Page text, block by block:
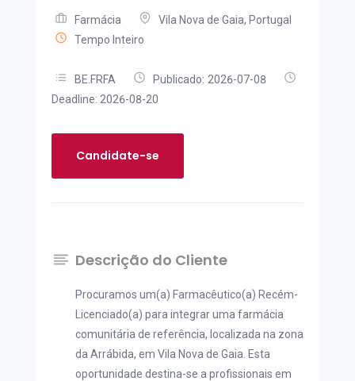
Farmácia
Vila Nova de Gaia, Portugal
Tempo Inteiro
BE.FRFA
Publicado: 2026-07-08
Deadline: 2026-08-20
Candidate-se
Descrição do Cliente
Procuramos um(a) Farmacêutico(a) Recém-
Licenciado(a) para integrar uma farmácia
comunitária de referência, localizada na zona
da Arrábida, em Vila Nova de Gaia. Esta
oportunidade destina-se a profissionais em